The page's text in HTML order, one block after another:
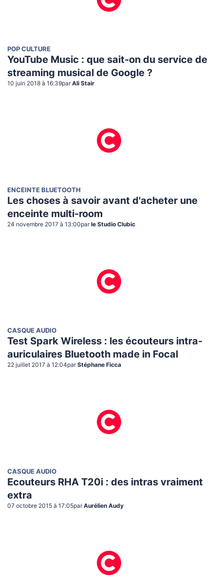
POP CULTURE
YouTube Music : que sait-on du service de
streaming musical de Google ?
10 juin 2018 à 16:39par Ali Stair
ENCEINTE BLUETOOTH
Les choses à savoir avant d'acheter une
enceinte multi-room
24 novembre 2017 à 13:00par le Studio Clubic
CASQUE AUDIO
Test Spark Wireless : les écouteurs intra-
auriculaires Bluetooth made in Focal
22 juillet 2017 à 12:04par Stéphane Ficca
CASQUE AUDIO
Ecouteurs RHA T20i : des intras vraiment
extra
07 octobre 2015 à 17:05par Aurélien Audy